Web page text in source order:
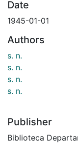
Date
1945-01-01
Authors
s. n.
s. n.
s. n.
s. n.
Publisher
Biblioteca